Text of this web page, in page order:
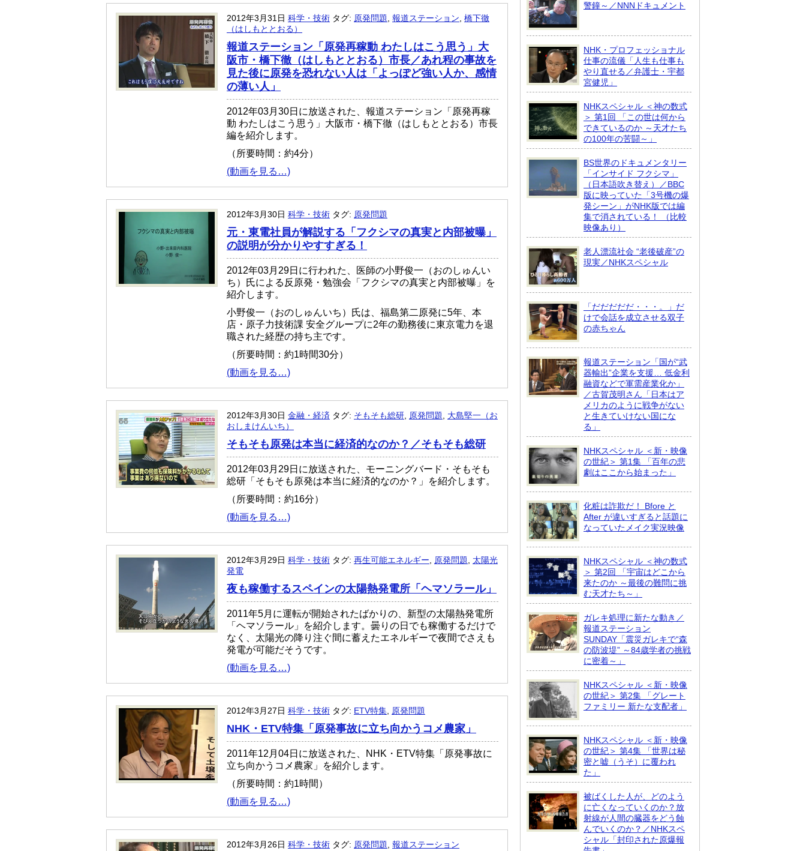
2012年3月31日 科学・技術 タグ: 原発問題 報道ステーション 橋下徹
（はしもととおる）
報道ステーション「原発再稼動 わたしはこう思う」大
阪市・橋下徹（はしもととおる）市長／あれ程の事故を
見た後に原発を恐れない人は「よっぽど強い人か、感情
の薄い人」
2012年03月30日に放送された、報道ステーション「原発再稼
動 わたしはこう思う」大阪市・橋下徹（はしもととおる）市長
編を紹介します。
（所要時間：約4分）
(動画を見る…)
2012年3月30日 科学・技術 タグ: 原発問題
元・東電社員が解説する「フクシマの真実と内部被曝」
の説明が分かりやすすぎる！
2012年03月29日に行われた、医師の小野俊一（おのしゅんい
ち）氏による反原発・勉強会「フクシマの真実と内部被曝」を
紹介します。
小野俊一（おのしゅんいち）氏は、福島第二原発に5年、本
店・原子力技術課 安全グループに2年の勤務後に東京電力を退
職された経歴の持ち主です。
（所要時間：約1時間30分）
(動画を見る…)
2012年3月30日 金融・経済 タグ: そもそも総研 原発問題
大島堅一（お
おしまけんいち）
そもそも原発は本当に経済的なのか？／そもそも総研
2012年03月29日に放送された、モーニングバード・そもそも
総研「そもそも原発は本当に経済的なのか？」を紹介します。
（所要時間：約16分）
(動画を見る…)
2012年3月29日 科学・技術 タグ: 再生可能エネルギー 原発問題
太陽光
発電
夜も稼働するスペインの太陽熱発電所「ヘマソラール」
2011年5月に運転が開始されたばかりの、新型の太陽熱発電所
「ヘマソラール」を紹介します。曇りの日でも稼働するだけで
なく、太陽光の降り注ぐ間に蓄えたエネルギーで夜間でさえも
発電が可能だそうです。
(動画を見る…)
2012年3月27日 科学・技術 タグ: ETV特集 原発問題
NHK・ETV特集「原発事故に立ち向かうコメ農家」
2011年12月04日に放送された、NHK・ETV特集「原発事故に
立ち向かうコメ農家」を紹介します。
（所要時間：約1時間）
(動画を見る…)
2012年3月26日 科学・技術 タグ: 原発問題 報道ステーション
警鐘～／NNNドキュメント
NHK・プロフェッショナル
仕事の流儀「人生も仕事も
やり直せる／弁護士・宇都
宮健児」
NHKスペシャル ＜神の数式
＞ 第1回 「この世は何から
できているのか ～天才たち
の100年の苦闘～」
BS世界のドキュメンタリー
「インサイド フクシマ」
（日本語吹き替え）／BBC
版に映っていた「3号機の爆
発シーン」がNHK版では編
集で消されている！ （比較
映像あり）
老人漂流社会 “老後破産”の
現実／NHKスペシャル
「だだだだだ・・・。」だ
けで会話を成立させる双子
の赤ちゃん
報道ステーション「国が“武
器輸出”企業を支援… 低金利
融資などで軍需産業化か」
／古賀茂明さん「日本はア
メリカのように戦争がない
と生きていけない国にな
る」
NHKスペシャル ＜新・映像
の世紀＞ 第1集 「百年の悲
劇はここから始まった」
化粧は詐欺だ！ Bfore と
After が違いすぎると話題に
なっていたメイク実況映像
NHKスペシャル ＜神の数式
＞ 第2回 「宇宙はどこから
来たのか ～最後の難問に挑
む天才たち～」
ガレキ処理に新たな動き／
報道ステーション
SUNDAY「震災ガレキで“森
の防波堤” ～84歳学者の挑戦
に密着～」
NHKスペシャル ＜新・映像
の世紀＞ 第2集 「グレート
ファミリー 新たな支配者」
NHKスペシャル ＜新・映像
の世紀＞ 第4集 「世界は秘
密と嘘（うそ）に覆われ
た」
被ばくした人が、どのよう
に亡くなっていくのか？放
射線が人間の臓器をどう蝕
んでいくのか？／NHKスペ
シャル「封印された原爆報